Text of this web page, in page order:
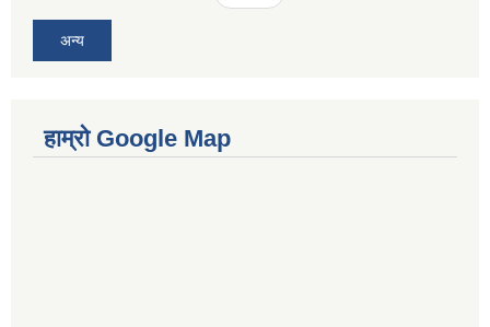
अन्य
हाम्रो Google Map